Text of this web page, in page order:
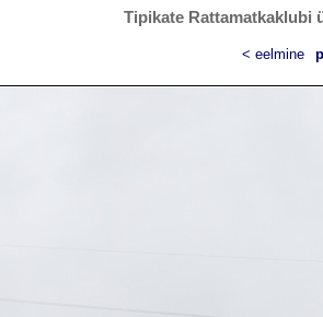
Tipikate Rattamatkaklubi
< eelmine